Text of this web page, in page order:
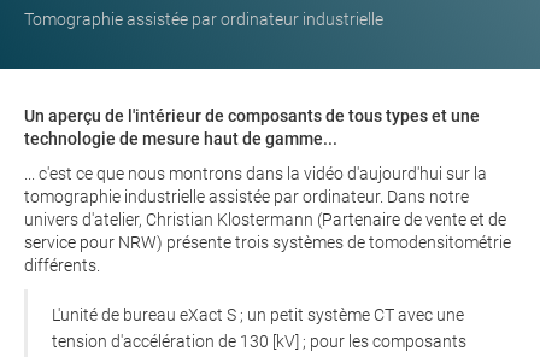
Tomographie assistée par ordinateur industrielle
Un aperçu de l'intérieur de composants de tous types et une
technologie de mesure haut de gamme...
... c'est ce que nous montrons dans la vidéo d'aujourd'hui sur la
tomographie industrielle assistée par ordinateur. Dans notre
univers d'atelier, Christian Klostermann (Partenaire de vente et de
service pour NRW) présente trois systèmes de tomodensitométrie
différents.
L'unité de bureau eXact S ; un petit système CT avec une
tension d'accélération de 130 [kV] ; pour les composants